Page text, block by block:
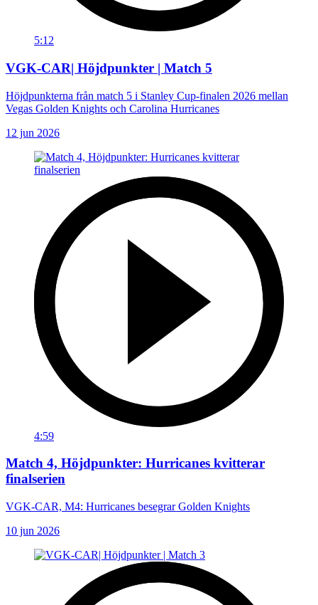
5:12
VGK-CAR| Höjdpunkter | Match 5
Höjdpunkterna från match 5 i Stanley Cup-finalen 2026 mellan
Vegas Golden Knights och Carolina Hurricanes
12 jun 2026
4:59
Match 4, Höjdpunkter: Hurricanes kvitterar
finalserien
VGK-CAR, M4: Hurricanes besegrar Golden Knights
10 jun 2026